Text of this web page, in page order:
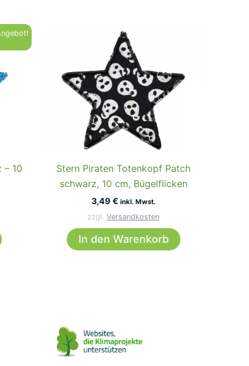
– 10
Stern Piraten Totenkopf Patch
schwarz, 10 cm, Bügelflicken
3,49 € inkl. Mwst.
zzgl. Versandkosten
In den Warenkorb